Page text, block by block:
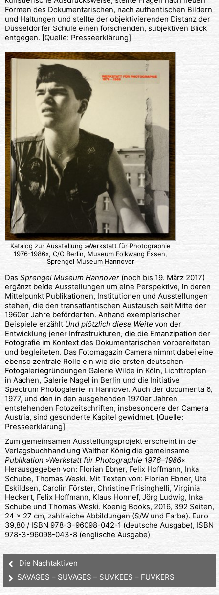
Formen des Dokumentarischen, nach authentischen Bildern
und Haltungen und stellte der objektivierenden Distanz der
Düsseldorfer Schule einen forschenden, subjektiven Blick
entgegen. [Quelle: Presseerklärung]
Katalog zur Ausstellung »Werkstatt für Photographie
1976-1986«, C/O Berlin, Museum Folkwang Essen,
Sprengel Museum Hannover
Das Sprengel Museum Hannover (noch bis 19. März 2017)
ergänzt beide Ausstellungen um eine Perspektive, in deren
Mittelpunkt Publikationen, Institutionen und Ausstellungen
stehen, die den transatlantischen Austausch seit Mitte der
1960er Jahre beförderten. Anhand exemplarischer
Beispiele erzählt Und plötzlich diese Weite von der
Entwicklung jener Infrastrukturen, die die Emanzipation der
Fotografie im Kontext des Dokumentarischen vorbereiteten
und begleiteten. Das Fotomagazin Camera nimmt dabei eine
ebenso zentrale Rolle ein wie die ersten deutschen
Fotogaleriegründungen Galerie Wilde in Köln, Lichttropfen
in Aachen, Galerie Nagel in Berlin und die Initiative
Spectrum Photogalerie in Hannover. Auch der documenta 6,
1977, und den in den ausgehenden 1970er Jahren
entstehenden Fotozeitschriften, insbesondere der Camera
Austria, sind gesonderte Kapitel gewidmet. [Quelle:
Presseerklärung]
Zum gemeinsamen Ausstellungsprojekt erscheint in der
Verlagsbuchhandlung Walther König die gemeinsame
Publikation »Werkstatt für Photographie 1976–1986«
Herausgegeben von: Florian Ebner, Felix Hoffmann, Inka
Schube, Thomas Weski. Mit Texten von: Florian Ebner, Ute
Eskildsen, Carolin Förster, Christine Frisinghelli, Virginia
Heckert, Felix Hoffmann, Klaus Honnef, Jörg Ludwig, Inka
Schube und Thomas Weski. Koenig Books, 2016, 392 Seiten,
24 x 27 cm, zahlreiche Abbildungen (S/W und Farbe). Euro
39,80 / ISBN 978-3-96098-042-1 (deutsche Ausgabe), ISBN
978-3-96098-043-8 (englische Ausgabe)
Die Nachtaktiven
SAVAGES – SUVAGES – SUVKEES – FUVKERS